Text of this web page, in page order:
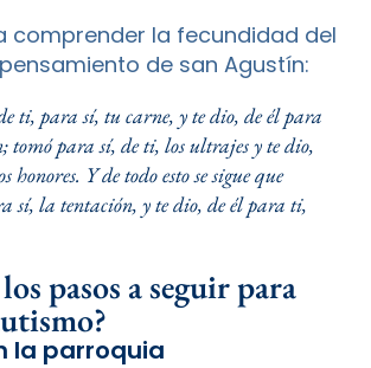
comprender la fecundidad del
de san Agustín:
ti, para sí, tu carne, y te dio, de él para
tomó para sí, de ti, los ultrajes y te dio,
honores. Y de todo esto se sigue que
sí, la tentación, y te dio, de él para ti,
pasos a seguir para
la parroquia